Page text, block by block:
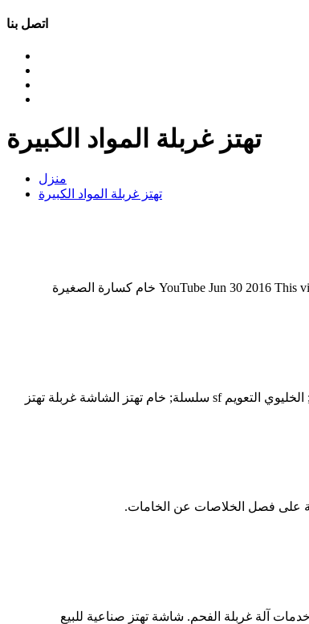
اتصل بنا
تهتز غربلة المواد الكبيرة
منزل
تهتز غربلة المواد الكبيرة
آلة غربلة الفحم. شاشة تهتز صناعية للبيع